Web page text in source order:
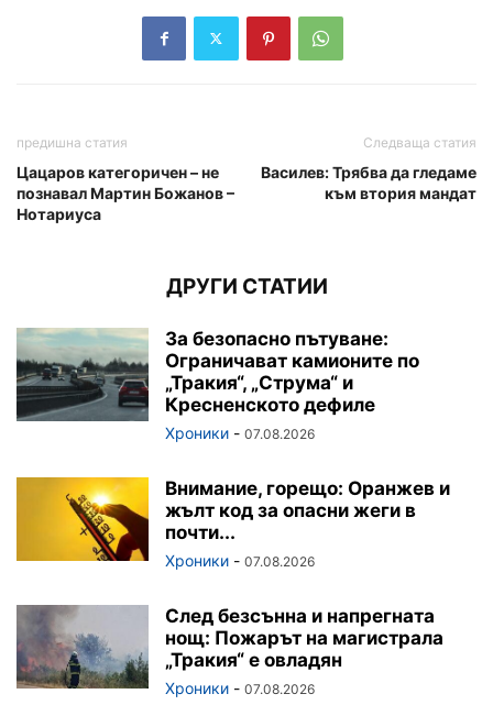
предишна статия
Цацаров категоричен – не
познавал Мартин Божанов –
Нотариуса
Следваща статия
Василев: Трябва да гледаме
към втория мандат
ДРУГИ СТАТИИ
За безопасно пътуване:
Ограничават камионите по
„Тракия“, „Струма“ и
Кресненското дефиле
Хроники - 07.08.2026
Внимание, горещо: Оранжев и
жълт код за опасни жеги в
почти...
Хроники - 07.08.2026
След безсънна и напрегната
нощ: Пожарът на магистрала
„Тракия“ е овладян
Хроники - 07.08.2026